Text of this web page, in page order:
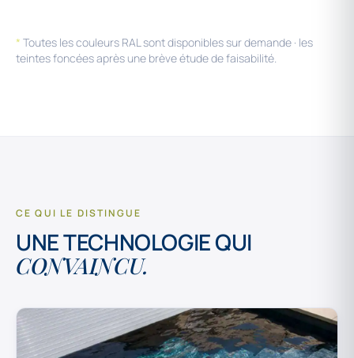
* Toutes les couleurs RAL sont disponibles sur demande · les
teintes foncées après une brève étude de faisabilité.
CE QUI LE DISTINGUE
UNE TECHNOLOGIE QUI
CONVAINCU.